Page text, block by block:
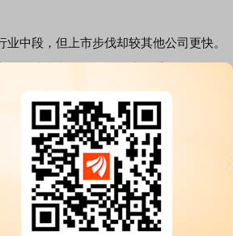
中段，但上市步伐却较其他公司更快。
企或
已上市的券商系期货公司等。
表示，这些公司不排除会选择机制较为
此外，新三板挂牌的多为中小企业。如
新三板挂牌，对于一些排名较前的公司来
三板上市。”